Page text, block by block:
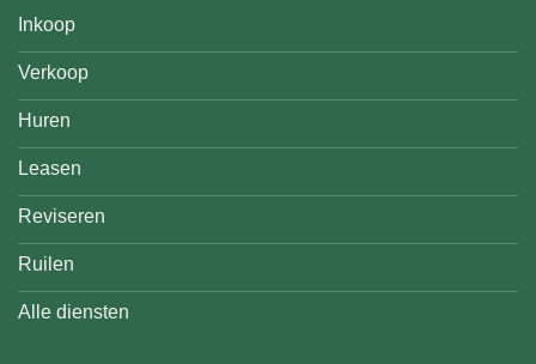
Inkoop
Verkoop
Huren
Leasen
Reviseren
Ruilen
Alle diensten